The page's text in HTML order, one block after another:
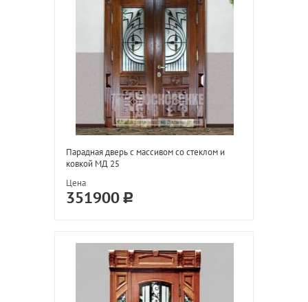
Парадная дверь с массивом со стеклом и
ковкой МД 25
Цена
351900